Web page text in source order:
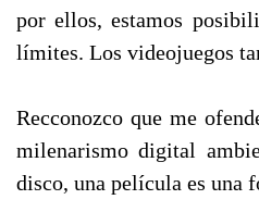
por ellos, estamos
límites. Los videojuegos
Recconozco que me
milenarismo digital
disco, una película es una